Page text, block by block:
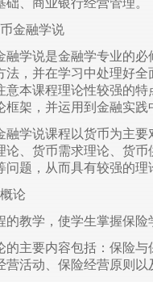
础、商业银行经营管理。
金融学说
融学说是金融学专业的
法，并在学习中处理好
意本课程理论性较强的
框架，并运用到金融实践
融学说课程以货币为主
论、货币需求理论、货
问题，从而具有较强的理
论
的教学，使学生掌握保险
的主要内容包括：保险
营活动、保险经营原则以